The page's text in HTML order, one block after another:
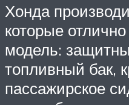
Хонда
которые
модель:
топливный бак,
пассажирское